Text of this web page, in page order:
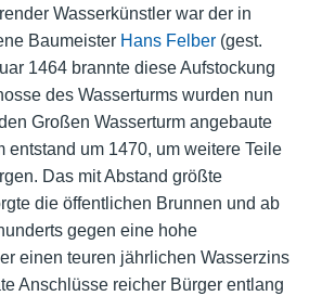
Wasserkünstler war der in
Baumeister Hans Felber(gest.
1464 brannte diese Aufstockung
des Wasserturms wurden nun
Großen Wasserturm angebaute
entstand um 1470, um weitere Teile
Das mit Abstand größte
die öffentlichen Brunnen und ab
gegen eine hohe
einen teuren jährlichen Wasserzins
Anschlüsse reicher Bürger entlang